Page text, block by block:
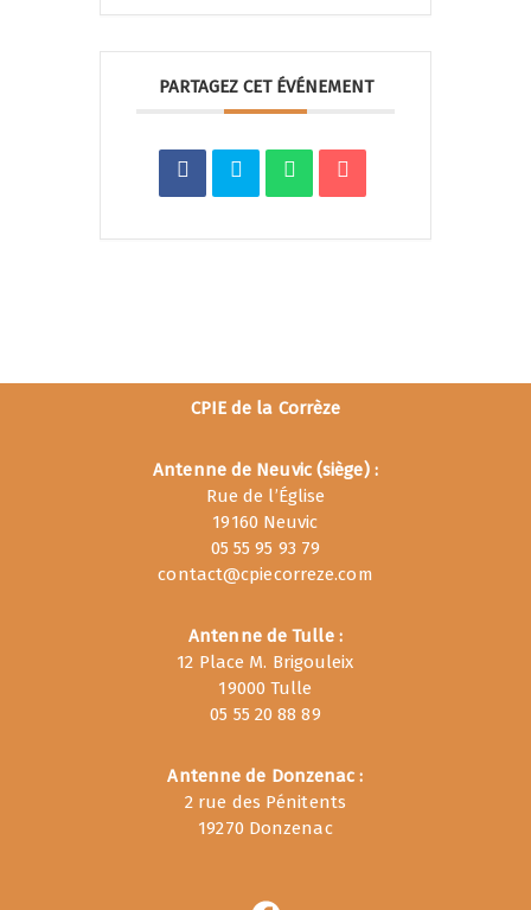
PARTAGEZ CET ÉVÉNEMENT
CPIE de la Corrèze
Antenne de Neuvic (siège) :
Rue de l’Église
19160 Neuvic
05 55 95 93 79
contact@cpiecorreze.com
Antenne de Tulle :
12 Place M. Brigouleix
19000 Tulle
05 55 20 88 89
Antenne de Donzenac :
2 rue des Pénitents
19270 Donzenac